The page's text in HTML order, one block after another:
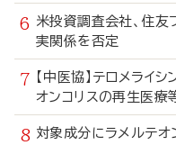
米投資調査会社、住
実関係を否定
【中医協】テロメラ
オンコリスの再生医療
対象成分にラメルテ